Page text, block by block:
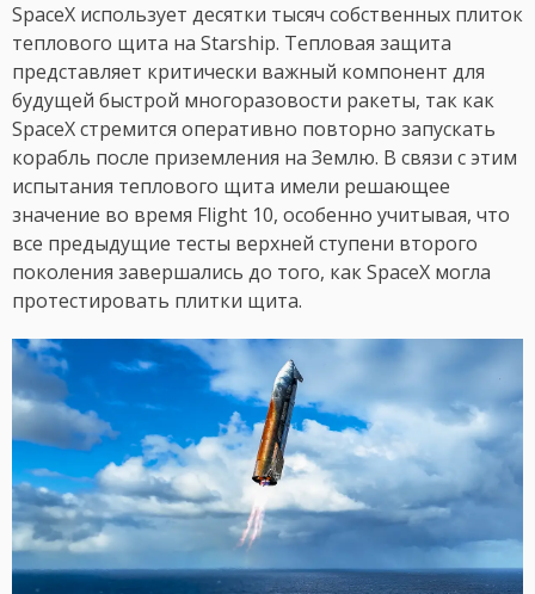
SpaceX использует десятки тысяч собственных плиток
теплового щита на Starship. Тепловая защита
представляет критически важный компонент для
будущей быстрой многоразовости ракеты, так как
SpaceX стремится оперативно повторно запускать
корабль после приземления на Землю. В связи с этим
испытания теплового щита имели решающее
значение во время Flight 10, особенно учитывая, что
все предыдущие тесты верхней ступени второго
поколения завершались до того, как SpaceX могла
протестировать плитки щита.